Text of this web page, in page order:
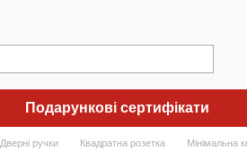
Подарункові сертифікати
Дверні ручки Квадратна розетка
Мінімальна